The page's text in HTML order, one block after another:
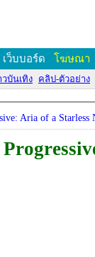
เว็บบอร์ด โฆษณา
บันเทิง คลิป-ตัวอย่าง
Aria of a Starless